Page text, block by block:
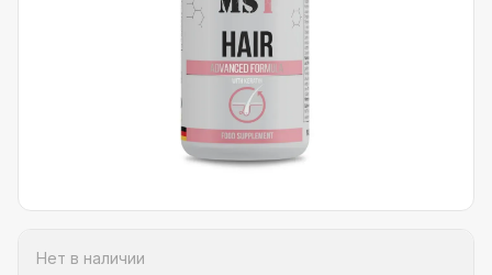
Нет в наличии